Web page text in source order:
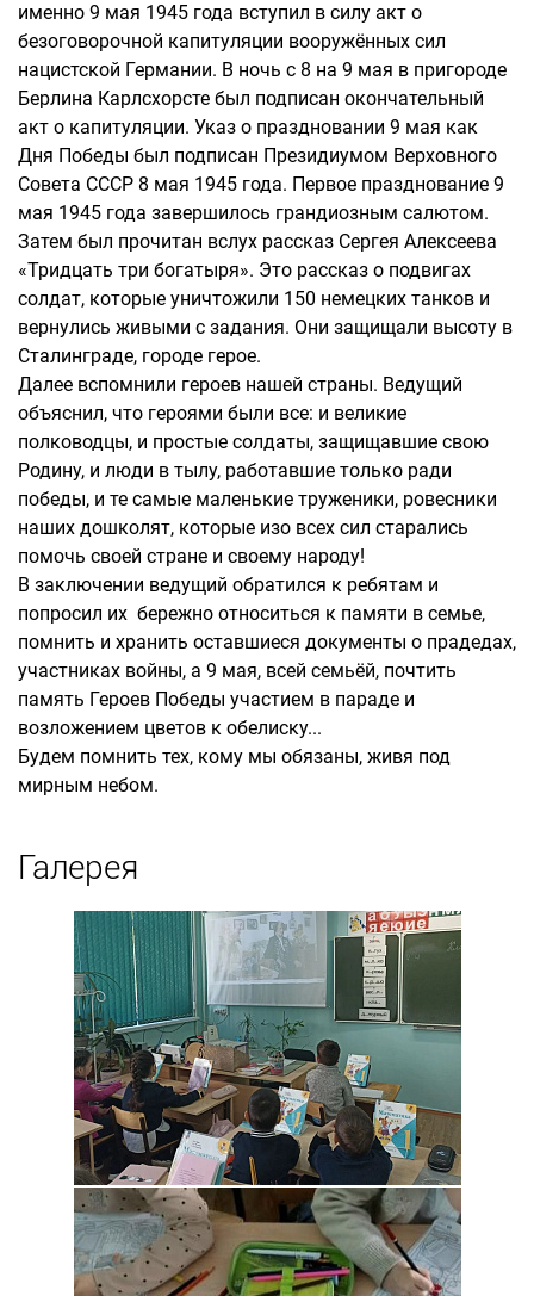
именно 9 мая 1945 года вступил в силу акт о
безоговорочной капитуляции вооружённых сил
нацистской Германии. В ночь с 8 на 9 мая в пригороде
Берлина Карлсхорсте был подписан окончательный
акт о капитуляции. Указ о праздновании 9 мая как
Дня Победы был подписан Президиумом Верховного
Совета СССР 8 мая 1945 года. Первое празднование 9
мая 1945 года завершилось грандиозным салютом.
Затем был прочитан вслух рассказ Сергея Алексеева
«Тридцать три богатыря». Это рассказ о подвигах
солдат, которые уничтожили 150 немецких танков и
вернулись живыми с задания. Они защищали высоту в
Сталинграде, городе герое.
Далее вспомнили героев нашей страны. Ведущий
объяснил, что героями были все: и великие
полководцы, и простые солдаты, защищавшие свою
Родину, и люди в тылу, работавшие только ради
победы, и те самые маленькие труженики, ровесники
наших дошколят, которые изо всех сил старались
помочь своей стране и своему народу!
В заключении ведущий обратился к ребятам и
попросил их бережно относиться к памяти в семье,
помнить и хранить оставшиеся документы о прадедах,
участниках войны, а 9 мая, всей семьёй, почтить
память Героев Победы участием в параде и
возложением цветов к обелиску...
Будем помнить тех, кому мы обязаны, живя под
мирным небом.
Галерея